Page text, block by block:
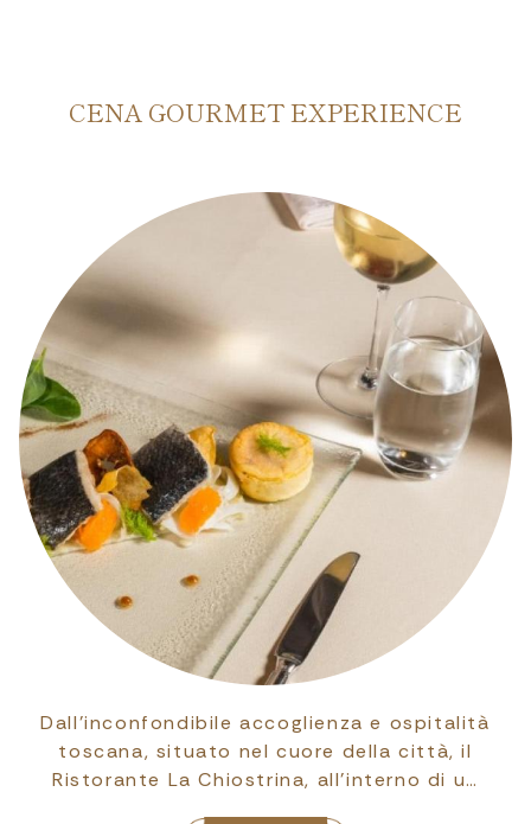
CENA GOURMET EXPERIENCE
Dall’inconfondibile accoglienza e ospitalità
toscana, situato nel cuore della città, il
Ristorante La Chiostrina, all’interno di u…